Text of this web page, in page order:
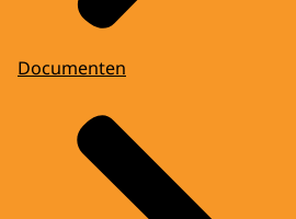
Documenten